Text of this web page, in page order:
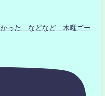
かった などなど 木曜ゴー